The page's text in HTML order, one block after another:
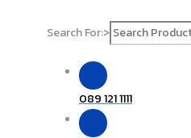
Search For:>
089 121 1111